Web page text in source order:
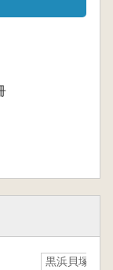
黒浜貝塚群